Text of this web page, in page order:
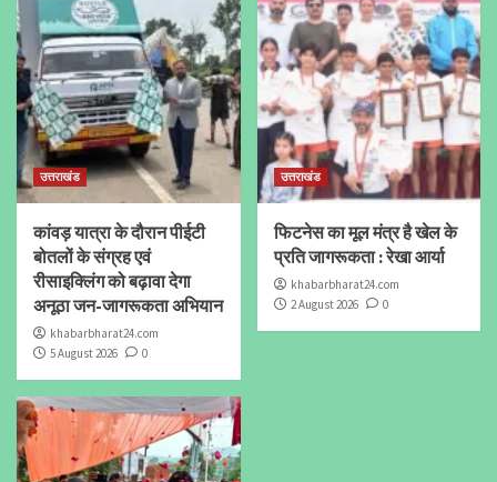
उत्तराखंड
कांवड़ यात्रा के दौरान पीईटी
बोतलों के संग्रह एवं
रीसाइक्लिंग को बढ़ावा देगा
अनूठा जन-जागरूकता अभियान
khabarbharat24.com
5 August 2026
0
उत्तराखंड
फिटनेस का मूल मंत्र है खेल के
प्रति जागरूकता : रेखा आर्या
khabarbharat24.com
2 August 2026
0